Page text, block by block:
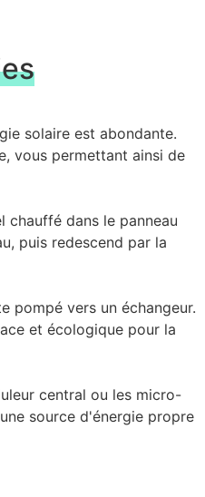
solaire est abondante.
vous permettant ainsi de
dans le panneau
puis redescend par la
pompé vers un échangeur.
et écologique pour la
central ou les micro-
source d'énergie propre